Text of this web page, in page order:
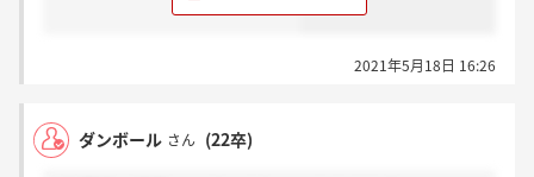
2021年5月18日 16:26
ダンボール さん (22卒)